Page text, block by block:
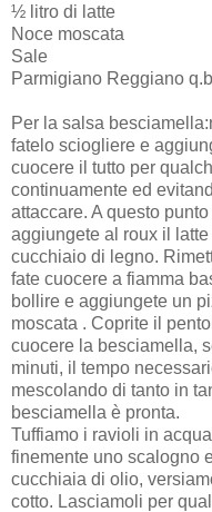
½ litro di latte
Noce moscata
Sale
Parmigiano Reggiano
Per la salsa
fatelo sciogliere e
cuocere il tutto per
continuamente ed
attaccare. A questo
aggiungete al roux il
cucchiaio di legno.
fate cuocere a fiamma
bollire e aggiungete un
moscata . Coprite il
cuocere la besciamella,
minuti, il tempo
mescolando di tanto in
besciamella è pronta.
Tuffiamo i ravioli in
finemente uno scalogno
cucchiaia di olio,
cotto. Lasciamoli per